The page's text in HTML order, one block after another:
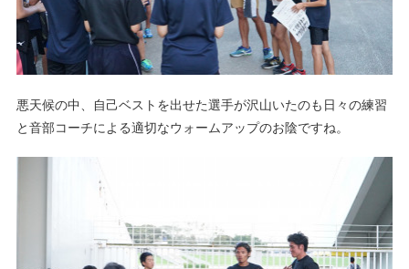
悪天候の中、自己ベストを出せた選手が沢山いたのも日々の練習
と音部コーチによる適切なウォームアップのお陰ですね。